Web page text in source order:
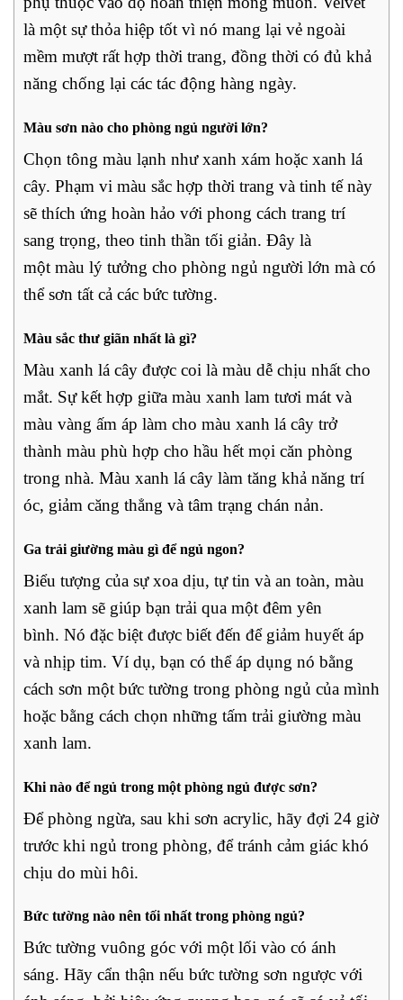
là một sự thỏa hiệp tốt vì nó mang lại vẻ ngoài
mềm mượt rất hợp thời trang, đồng thời có đủ khả
năng chống lại các tác động hàng ngày.
Màu sơn nào cho phòng ngủ người lớn?
Chọn tông màu lạnh như xanh xám hoặc xanh lá
cây. Phạm vi màu sắc hợp thời trang và tinh tế này
sẽ thích ứng hoàn hảo với phong cách trang trí
sang trọng, theo tinh thần tối giản. Đây là
một màu lý tưởng cho phòng ngủ người lớn mà có
thể sơn tất cả các bức tường.
Màu sắc thư giãn nhất là gì?
Màu xanh lá cây được coi là màu dễ chịu nhất cho
mắt. Sự kết hợp giữa màu xanh lam tươi mát và
màu vàng ấm áp làm cho màu xanh lá cây trở
thành màu phù hợp cho hầu hết mọi căn phòng
trong nhà. Màu xanh lá cây làm tăng khả năng trí
óc, giảm căng thẳng và tâm trạng chán nản.
Ga trải giường màu gì để ngủ ngon?
Biểu tượng của sự xoa dịu, tự tin và an toàn, màu
xanh lam sẽ giúp bạn trải qua một đêm yên
bình. Nó đặc biệt được biết đến để giảm huyết áp
và nhịp tim. Ví dụ, bạn có thể áp dụng nó bằng
cách sơn một bức tường trong phòng ngủ của mình
hoặc bằng cách chọn những tấm trải giường màu
xanh lam.
Khi nào để ngủ trong một phòng ngủ được sơn?
Để phòng ngừa, sau khi sơn acrylic, hãy đợi 24 giờ
trước khi ngủ trong phòng, để tránh cảm giác khó
chịu do mùi hôi.
Bức tường nào nên tối nhất trong phòng ngủ?
Bức tường vuông góc với một lối vào có ánh
sáng. Hãy cẩn thận nếu bức tường sơn ngược với